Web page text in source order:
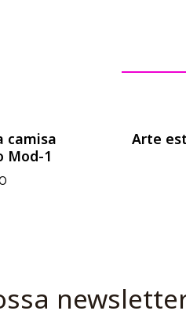
camisa
Mod-1
Arte